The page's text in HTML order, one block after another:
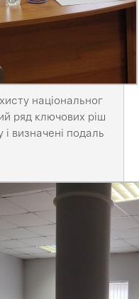
національног
ряд ключових ріш
визначені подаль